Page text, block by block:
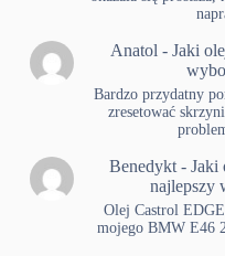
Anatol - Jaki
Bardzo przydatny
zresetować
Benedykt- Jaki
najlepszy
Olej Castrol
mojego BMW E46